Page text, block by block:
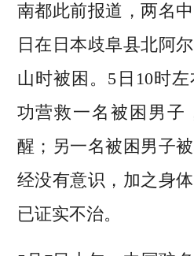
南都此前报道，两名
日在日本歧阜县北阿
山时被困。5日10时
功营救一名被困男子
醒；另一名被困男子
经没有意识，加之身
已证实不治。